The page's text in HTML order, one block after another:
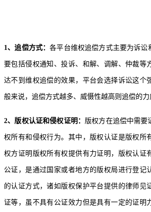
1、追偿方式：各平台维权追偿方式主要为诉讼
要包括侵权通知、投诉、和解、调解、仲裁等
达不到维权追偿的效果，平台会选择诉讼这个
般来说，追偿方式越多、威慑性越高则追偿的力
2、版权认证和侵权证明： 版权方在追偿中需要
权所有和侵权行为。其中，版权认证是版权所
权方证明版权所有权提供有力证明，版权认证
公证，是通过国家或者地方的版权局进行登记
的认证方式，诸如版权保护平台提供的律师见
证等，虽不具有公证效力但是具有一定的证明